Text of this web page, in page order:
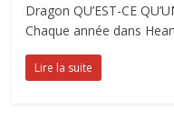
Dragon QU’EST-CE
Chaque année dans
Lire la suite